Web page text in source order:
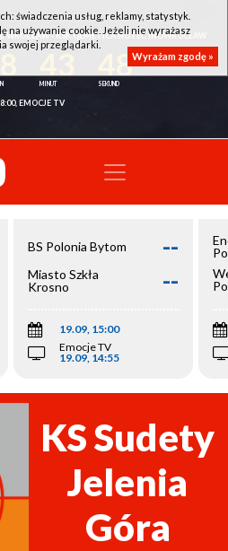
WROCŁAW - KSK QEMETICA NOTEĆ INOWROCŁAW
48
EMOCJE TV
BS Polonia Bytom --
Miasto Szkła
Krosno
--
19.09, 15:00
Emocje TV
19.09, 14:55
KS Sudety
Jelenia
Góra
świadczenia usług, reklamy, statystyk.
na używanie cookie. Jeżeli nie wyrażasz
swojej przeglądarki.
Wyrażam zgodę »